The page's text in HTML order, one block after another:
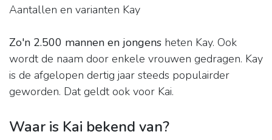
Aantallen en varianten Kay
Zo'n 2.500 mannen en jongens heten Kay. Ook
wordt de naam door enkele vrouwen gedragen. Kay
is de afgelopen dertig jaar steeds populairder
geworden. Dat geldt ook voor Kai.
Waar is Kai bekend van?